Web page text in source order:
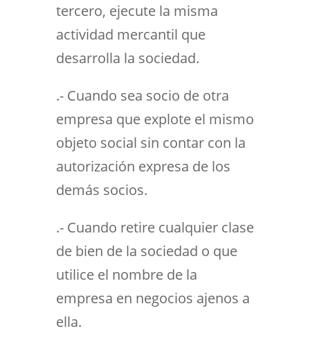
tercero, ejecute la misma
actividad mercantil que
desarrolla la sociedad.
.- Cuando sea socio de otra
empresa que explote el mismo
objeto social sin contar con la
autorización expresa de los
demás socios.
.- Cuando retire cualquier clase
de bien de la sociedad o que
utilice el nombre de la
empresa en negocios ajenos a
ella.